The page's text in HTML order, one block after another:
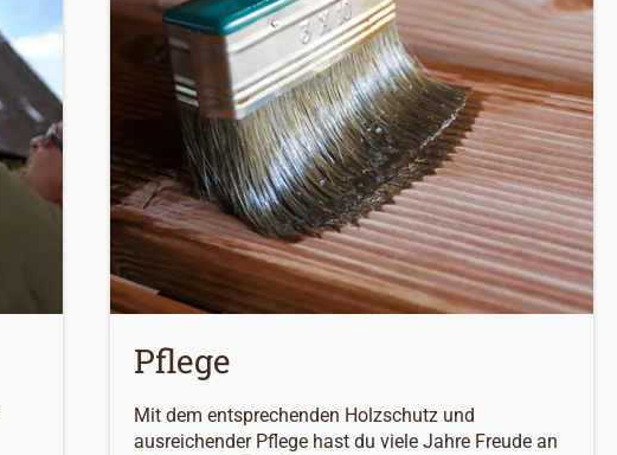
Pflege
Mit dem entsprechenden Holzschutz und
ausreichender Pflege hast du viele Jahre Freude an